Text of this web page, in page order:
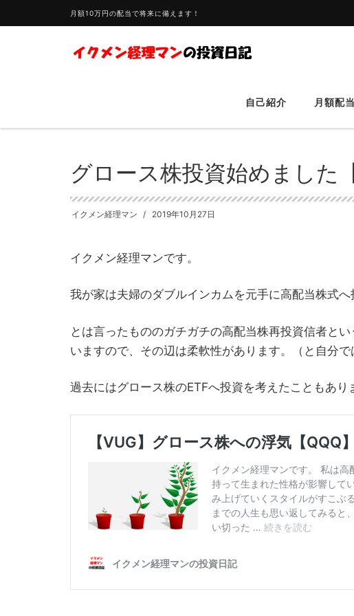
月額10万円の配当で将来に備えます！
自己紹介 月額配
グロース株投資始めました
イクメン経理マン 2019年10月27日
イクメン経理マンです。
我が家は夫婦のダブルインカムを元手に高配当株式へ
とは言ったもののガチガチの高配当株再投資信者と
いますので、その辺は柔軟性があります。（と自分で
過去にはグロース株のETFへ投資を考えたこともあり